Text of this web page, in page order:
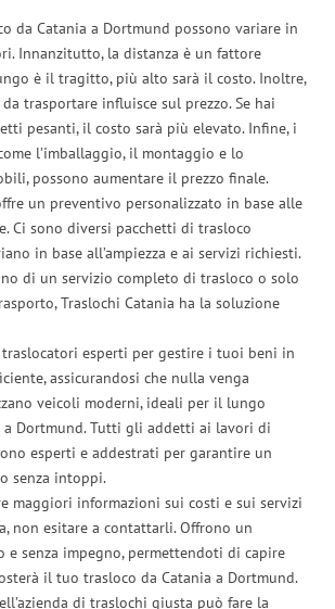
da Catania a Dortmund possono variare in
Innanzitutto, la distanza è un fattore
è il tragitto, più alto sarà il costo. Inoltre,
trasportare influisce sul prezzo. Se hai
pesanti, il costo sarà più elevato. Infine, i
l’imballaggio, il montaggio e lo
possono aumentare il prezzo finale.
un preventivo personalizzato in base alle
Ci sono diversi pacchetti di trasloco
in base all’ampiezza e ai servizi richiesti.
di un servizio completo di trasloco o solo
Traslochi Catania ha la soluzione
traslocatori esperti per gestire i tuoi beni in
assicurandosi che nulla venga
veicoli moderni, ideali per il lungo
a Dortmund. Tutti gli addetti ai lavori di
esperti e addestrati per garantire un
senza intoppi.
maggiori informazioni sui costi e sui servizi
non esitare a contattarli. Offrono un
senza impegno, permettendoti di capire
il tuo trasloco da Catania a Dortmund.
di traslochi giusta può fare la